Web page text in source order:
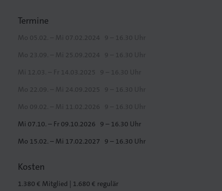
Termine
Mo 05.02. – Mi 07.02.2024
9 – 16.30 Uhr
Mo 23.09. – Mi 25.09.2024
9 – 16.30 Uhr
Mi 12.03. – Fr 14.03.2025
9 – 16.30 Uhr
Mo 22.09. – Mi 24.09.2025
9 – 16.30 Uhr
Mo 09.02. – Mi 11.02.2026
9 – 16.30 Uhr
Mi 07.10. – Fr 09.10.2026
9 – 16.30 Uhr
Mo 15.02. – Mi 17.02.2027
9 – 16.30 Uhr
Kosten
1.380 € Mitglied | 1.680 € regulär